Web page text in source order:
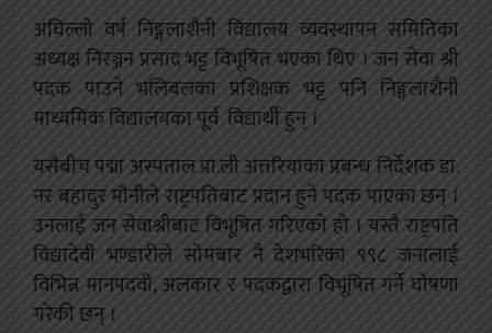
अघिल्लो वर्ष निङ्गलाशैनी विद्यालय व्यवस्थापन समितिका
अध्यक्ष निरञ्जन प्रसाद भट्ट विभूषित भएका थिए । जन सेवा श्री
पदक पाउने भलिबलका प्रशिक्षक भट्ट पनि निङ्गलाशैनी
माध्यमिक विद्यालयका पूर्व विद्यार्थी हुन् ।
यसैबीच पद्मा अस्पताल प्रा.ली अत्तरियाका प्रबन्ध निर्देशक डा.
नर बहादुर मौनीले राष्ट्रपतिबाट प्रदान हुने पदक पाएका छन् ।
उनलाई जन सेवाश्रीबाट विभूषित गरिएको हो । यस्तै राष्ट्रपति
विद्यादेवी भण्डारीले सोमबार नै देशभरिका ९९८ जनालाई
विभिन्न मानपदवी, अलंकार र पदकद्वारा विभूषित गर्ने घोषणा
गरेकी छन् ।